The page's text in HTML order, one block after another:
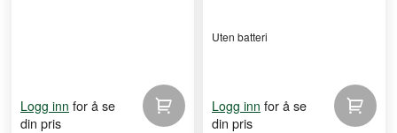
Logg inn for å se
din pris
Uten batteri
Logg inn for å se
din pris